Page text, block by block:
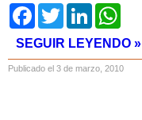
FacebookTwitter LinkedIn
SEGUIR LEYENDO »
Publicado el 3 de marzo, 2010